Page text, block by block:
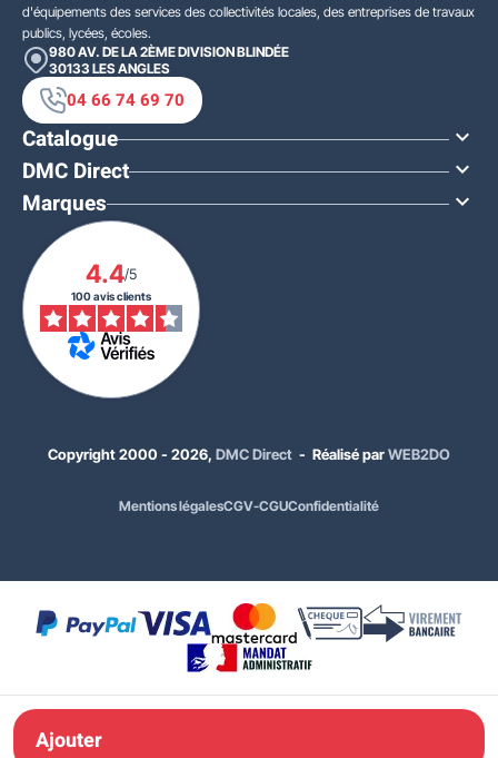
951,00 €HT
1 141,20 €TTC
Ajouter
d'équipements des services des collectivités locales, des entreprises de travaux
publics, lycées, écoles.
980 AV. DE LA 2ÈME DIVISION BLINDÉE
30133 LES ANGLES
04 66 74 69 70
Catalogue 
DMC Direct 
Marques 
4.4/5
100 avis clients
Copyright 2000 - 2026, DMC Direct - Réalisé parWEB2DO
Mentions légalesCGV-CGUConfidentialité